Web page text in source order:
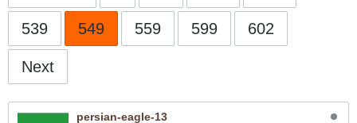
539 549 559 599 602
Next
persian-eagle-13